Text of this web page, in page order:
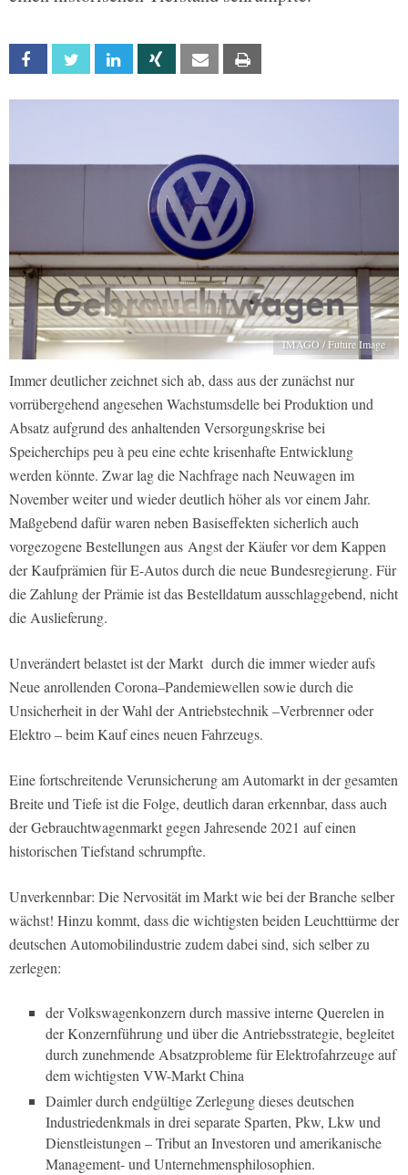
Facebook Twitter Linkedin Xing Email
IMAGO / Future Image
Immer deutlicher zeichnet sich ab, dass aus der zunächst nur
vorrübergehend angesehen Wachstumsdelle bei Produktion und
Absatz aufgrund des anhaltenden Versorgungskrise bei
Speicherchips peu à peu eine echte krisenhafte Entwicklung
werden könnte. Zwar lag die Nachfrage nach Neuwagen im
November weiter und wieder deutlich höher als vor einem Jahr.
Maßgebend dafür waren neben Basiseffekten sicherlich auch
vorgezogene Bestellungen aus Angst der Käufer vor dem Kappen
der Kaufprämien für E-Autos durch die neue Bundesregierung. Für
die Zahlung der Prämie ist das Bestelldatum ausschlaggebend, nicht
die Auslieferung.
Unverändert belastet ist der Markt durch die immer wieder aufs
Neue anrollenden Corona–Pandemiewellen sowie durch die
Unsicherheit in der Wahl der Antriebstechnik –Verbrenner oder
Elektro – beim Kauf eines neuen Fahrzeugs.
Eine fortschreitende Verunsicherung am Automarkt in der gesamten
Breite und Tiefe ist die Folge, deutlich daran erkennbar, dass auch
der Gebrauchtwagenmarkt gegen Jahresende 2021 auf einen
historischen Tiefstand schrumpfte.
Unverkennbar: Die Nervosität im Markt wie bei der Branche selber
wächst! Hinzu kommt, dass die wichtigsten beiden Leuchttürme der
deutschen Automobilindustrie zudem dabei sind, sich selber zu
zerlegen:
der Volkswagenkonzern durch massive interne Querelen in
der Konzernführung und über die Antriebsstrategie, begleitet
durch zunehmende Absatzprobleme für Elektrofahrzeuge auf
dem wichtigsten VW-Markt China
Daimler durch endgültige Zerlegung dieses deutschen
Industriedenkmals in drei separate Sparten, Pkw, Lkw und
Dienstleistungen – Tribut an Investoren und amerikanische
Management- und Unternehmensphilosophien.